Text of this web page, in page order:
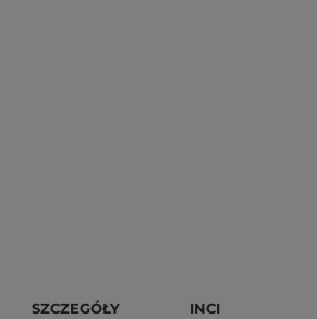
SZCZEGÓŁY INCI